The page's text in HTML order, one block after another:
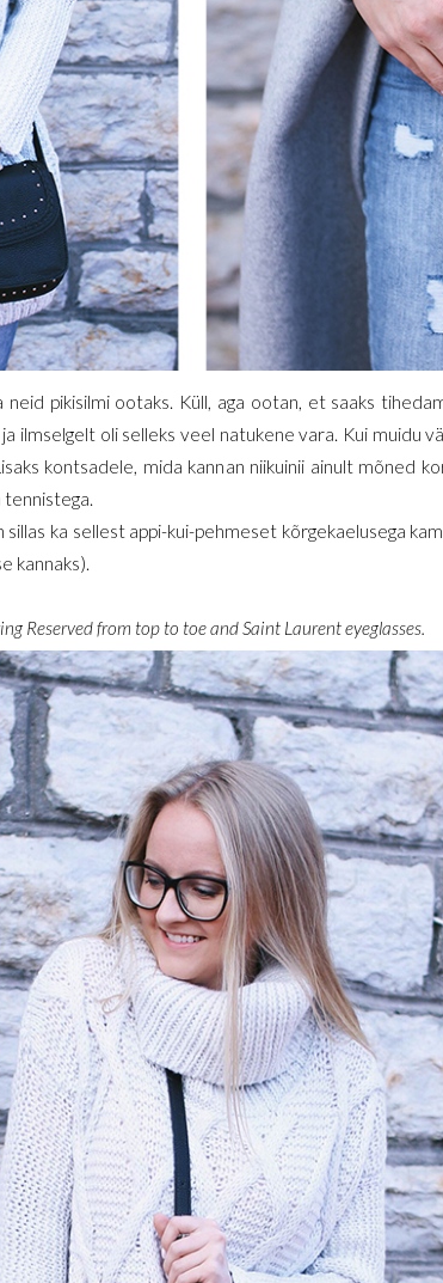
pikisilmi ootaks. Küll, aga ootan, et saaks
ilmselgelt oli selleks veel natukene vara. Kui muidu
kontsadele, mida kannan niikuinii ainult mõned
tennistega.
ka sellest appi-kui-pehmeset kõrgekaelusega
kannaks).
Reserved from top to toe and Saint Laurent eyeglasses.